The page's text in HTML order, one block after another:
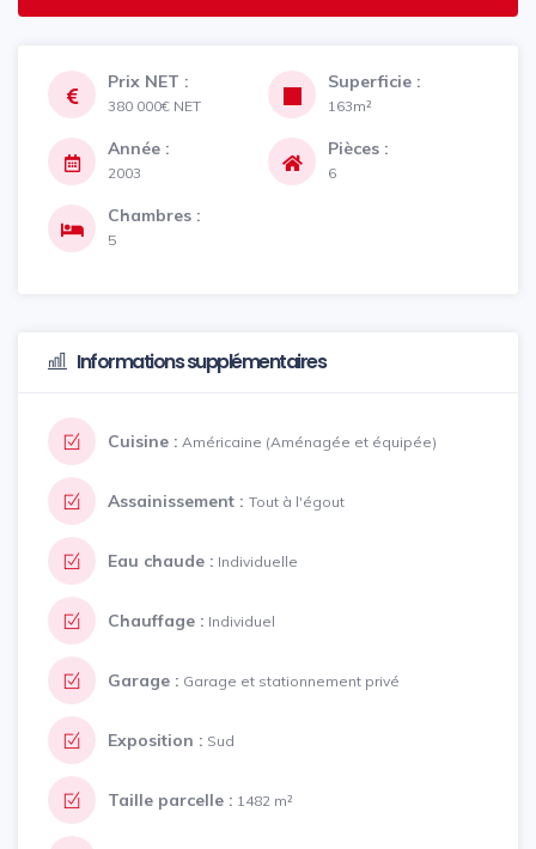
Prix NET :
380 000€ NET
Superficie :
163m²
Année :
2003
Pièces :
6
Chambres :
5
Informations supplémentaires
Cuisine : Américaine (Aménagée et équipée)
Assainissement : Tout à l'égout
Eau chaude : Individuelle
Chauffage : Individuel
Garage : Garage et stationnement privé
Exposition : Sud
Taille parcelle : 1482 m²